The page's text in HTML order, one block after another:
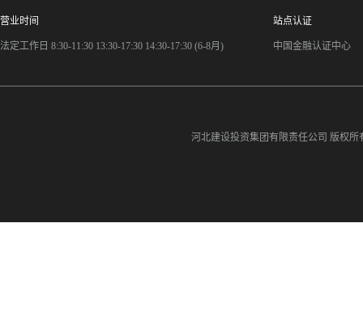
营业时间
法定工作日 8:30-11:30 13:30-17:30 14:30-17:30 (6-8月)
站点认证
中国金融认证中心
河北建设投资集团有限责任公司 版权所